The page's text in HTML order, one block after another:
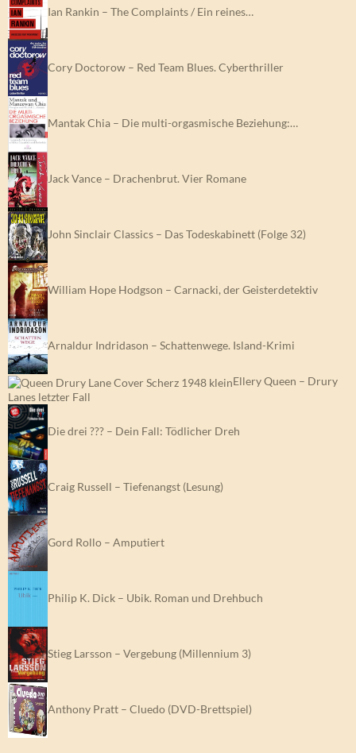
Ian Rankin – The Complaints / Ein reines…
Cory Doctorow – Red Team Blues. Cyberthriller
Mantak Chia – Die multi-orgasmische Beziehung:…
Jack Vance – Drachenbrut. Vier Romane
John Sinclair Classics – Das Todeskabinett (Folge 32)
William Hope Hodgson – Carnacki, der Geisterdetektiv
Arnaldur Indridason – Schattenwege. Island-Krimi
Ellery Queen – Drury
Lanes letzter Fall
Die drei ??? – Dein Fall: Tödlicher Dreh
Craig Russell – Tiefenangst (Lesung)
Gord Rollo – Amputiert
Philip K. Dick – Ubik. Roman und Drehbuch
Stieg Larsson – Vergebung (Millennium 3)
Anthony Pratt – Cluedo (DVD-Brettspiel)